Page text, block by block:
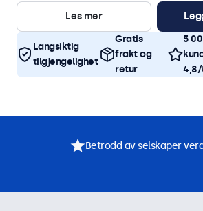
Les mer
Langsiktig
tilgjengelighet
Gratis
frakt og
retur
5
4,8/
Betrodd av selskaper